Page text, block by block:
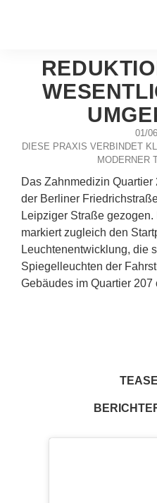
01/
DIESE PRAXIS VERBINDET
MODERNER
Das Zahnmedizin Quartier
der Berliner
Leipziger Straße gezogen.
markiert zugleich den
Leuchtenentwicklung, die
Spiegelleuchten der
Gebäudes im Quartier 207